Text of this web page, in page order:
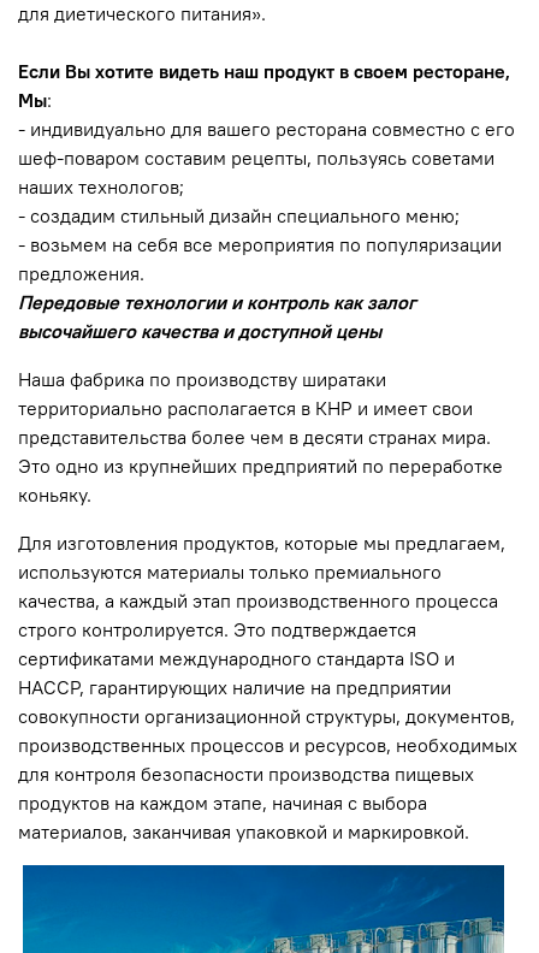
для диетического питания».
Если Вы хотите видеть наш продукт в своем ресторане,
Мы:
- индивидуально для вашего ресторана совместно с его
шеф-поваром составим рецепты, пользуясь советами
наших технологов;
- создадим стильный дизайн специального меню;
- возьмем на себя все мероприятия по популяризации
предложения.
Передовые технологии и контроль как залог
высочайшего качества и доступной цены
Наша фабрика по производству ширатаки
территориально располагается в КНР и имеет свои
представительства более чем в десяти странах мира.
Это одно из крупнейших предприятий по переработке
коньяку.
Для изготовления продуктов, которые мы предлагаем,
используются материалы только премиального
качества, а каждый этап производственного процесса
строго контролируется. Это подтверждается
сертификатами международного стандарта ISO и
HACCP, гарантирующих наличие на предприятии
совокупности организационной структуры, документов,
производственных процессов и ресурсов, необходимых
для контроля безопасности производства пищевых
продуктов на каждом этапе, начиная с выбора
материалов, заканчивая упаковкой и маркировкой.